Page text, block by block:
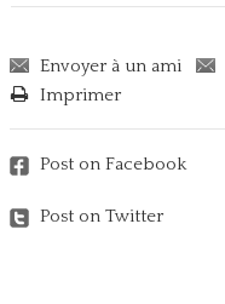
Envoyer à un ami
Imprimer
Post on Facebook
Post on Twitter